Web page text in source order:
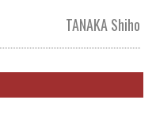
TANAKA Shiho